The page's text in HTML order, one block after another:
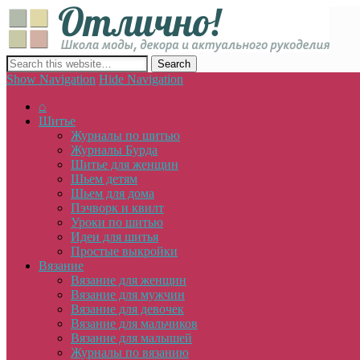
сайт о декоре, дизайне и моде, вязании, шитье и других видах
Show Navigation Hide Navigation
⌂
Шитье
Журналы по шитью
Журналы Бурда
Шитье для женщин
Шьем детям
Шьем для дома
Пэчворк и квилт
Уроки по шитью
Идеи для шитья
Простые выкройки
Вязание
Вязание для женщин
Вязание для мужчин
Вязание для девочек
Вязание для мальчиков
Вязание для малышей
Журналы по вязанию